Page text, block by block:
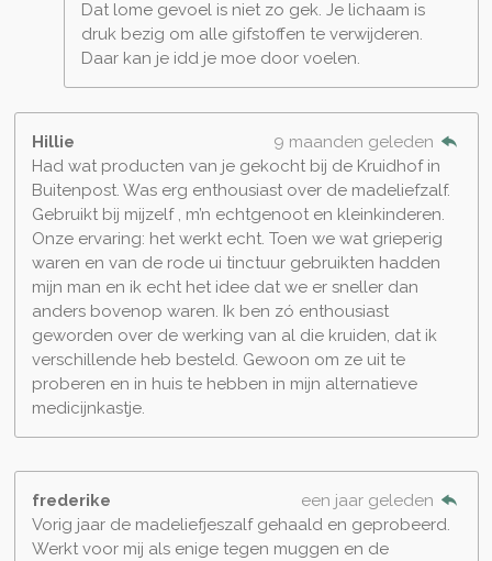
Dat lome gevoel is niet zo gek. Je lichaam is
druk bezig om alle gifstoffen te verwijderen.
Daar kan je idd je moe door voelen.
Hillie
9 maanden geleden
Had wat producten van je gekocht bij de Kruidhof in
Buitenpost. Was erg enthousiast over de madeliefzalf.
Gebruikt bij mijzelf , m’n echtgenoot en kleinkinderen.
Onze ervaring: het werkt echt. Toen we wat grieperig
waren en van de rode ui tinctuur gebruikten hadden
mijn man en ik echt het idee dat we er sneller dan
anders bovenop waren. Ik ben zó enthousiast
geworden over de werking van al die kruiden, dat ik
verschillende heb besteld. Gewoon om ze uit te
proberen en in huis te hebben in mijn alternatieve
medicijnkastje.
frederike
een jaar geleden
Vorig jaar de madeliefjeszalf gehaald en geprobeerd.
Werkt voor mij als enige tegen muggen en de